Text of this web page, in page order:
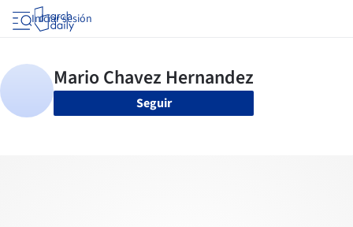
Iniciar sesión
Seguir